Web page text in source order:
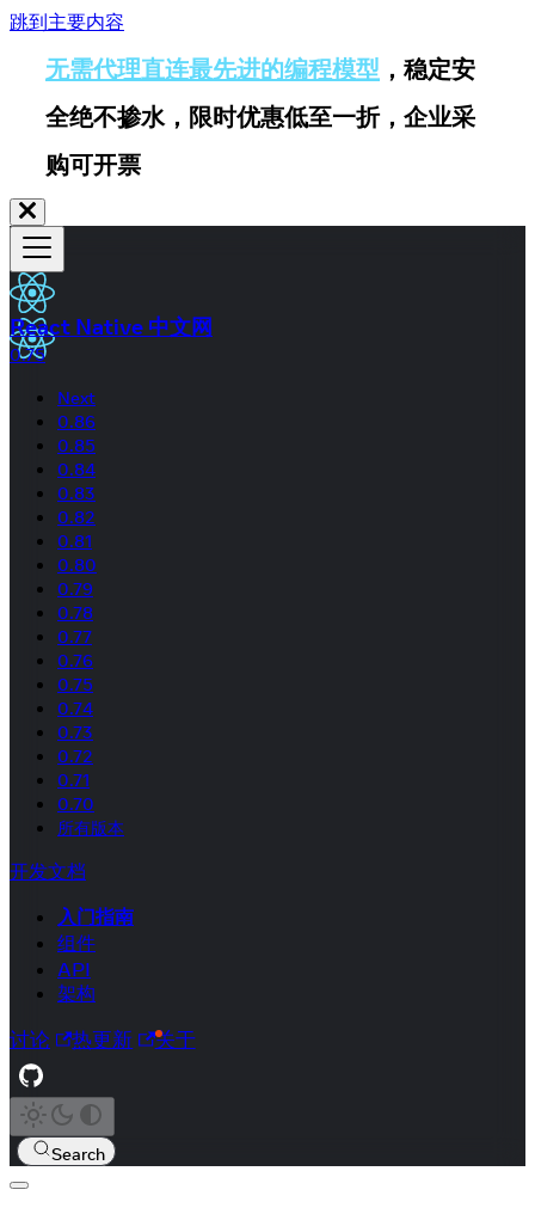
跳到主要内容
无需代理直连最先进的编程模型 ，稳定安
全绝不掺水，限时优惠低至一折，企业采
购可开票
React Native 中文网
0.75
Next
0.86
0.85
0.84
0.83
0.82
0.81
0.80
0.79
0.78
0.77
0.76
0.75
0.74
0.73
0.72
0.71
0.70
所有版本
开发文档
入门指南
组件
API
架构
讨论 热更新 关于
Search